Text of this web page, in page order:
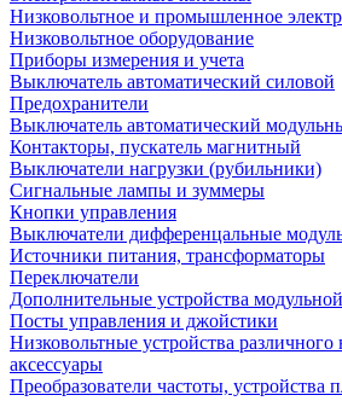
Низковольтное и промышленное
Низковольтное оборудование
Приборы измерения и учета
Выключатель автоматический силовой
Предохранители
Выключатель автоматический
Контакторы, пускатель магнитный
Выключатели нагрузки (рубильники)
Сигнальные лампы и зуммеры
Кнопки управления
Выключатели дифференцальные
Источники питания, трансформаторы
Переключатели
Дополнительные устройства
Посты управления и джойстики
Низковольтные устройства различного
аксессуары
Преобразователи частоты, устройства